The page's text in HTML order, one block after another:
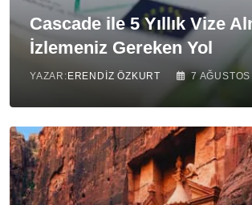
Cascade ile 5 Yıllık Vize
İzlemeniz Gereken Yol
YAZAR: ERENDIZ ÖZKURT 7